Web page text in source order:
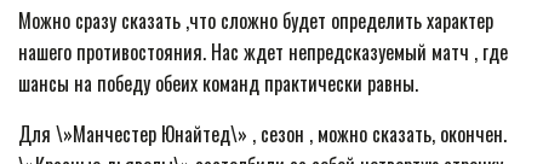
Можно сразу сказать ,что сложно будет определить характер
нашего противостояния. Нас ждет непредсказуемый матч , где
шансы на победу обеих команд практически равны.
Для \»Манчестер Юнайтед\» , сезон , можно сказать, окончен.